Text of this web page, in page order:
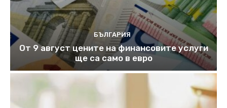
БЪЛГАРИЯ
От 9 август цените на финансовите услуги
ще са само в евро